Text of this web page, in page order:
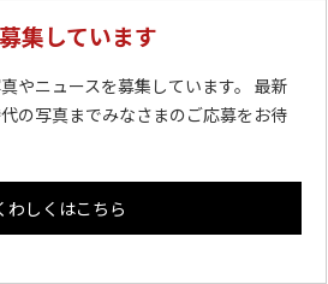
集しています
やニュースを募集しています。 最新
の写真までみなさまのご応募をお待
わしくはこちら